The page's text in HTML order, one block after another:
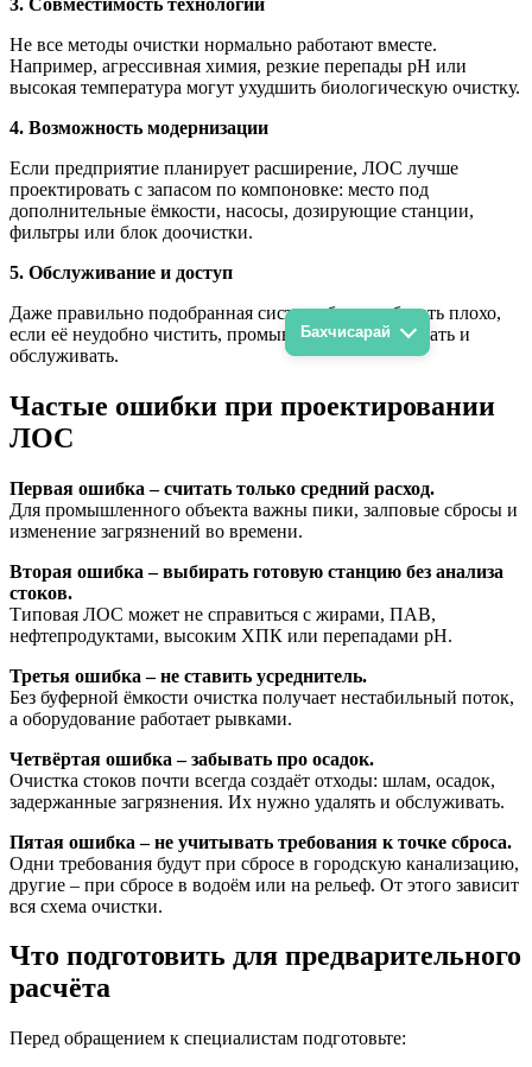
Бахчисарай
Не все методы очистки нормально работают вместе.
Например, агрессивная химия, резкие перепады pH или
высокая температура могут ухудшить биологическую очистку.
4. Возможность модернизации
Если предприятие планирует расширение, ЛОС лучше
проектировать с запасом по компоновке: место под
дополнительные ёмкости, насосы, дозирующие станции,
фильтры или блок доочистки.
5. Обслуживание и доступ
Даже правильно подобранная система будет работать плохо,
если её неудобно чистить, промывать, контролировать и
обслуживать.
Частые ошибки при проектировании
ЛОС
Первая ошибка – считать только средний расход.
Для промышленного объекта важны пики, залповые сбросы и
изменение загрязнений во времени.
Вторая ошибка – выбирать готовую станцию без анализа
стоков.
Типовая ЛОС может не справиться с жирами, ПАВ,
нефтепродуктами, высоким ХПК или перепадами pH.
Третья ошибка – не ставить усреднитель.
Без буферной ёмкости очистка получает нестабильный поток,
а оборудование работает рывками.
Четвёртая ошибка – забывать про осадок.
Очистка стоков почти всегда создаёт отходы: шлам, осадок,
задержанные загрязнения. Их нужно удалять и обслуживать.
Пятая ошибка – не учитывать требования к точке сброса.
Одни требования будут при сбросе в городскую канализацию,
другие – при сбросе в водоём или на рельеф. От этого зависит
вся схема очистки.
Что подготовить для предварительного
расчёта
Перед обращением к специалистам подготовьте: